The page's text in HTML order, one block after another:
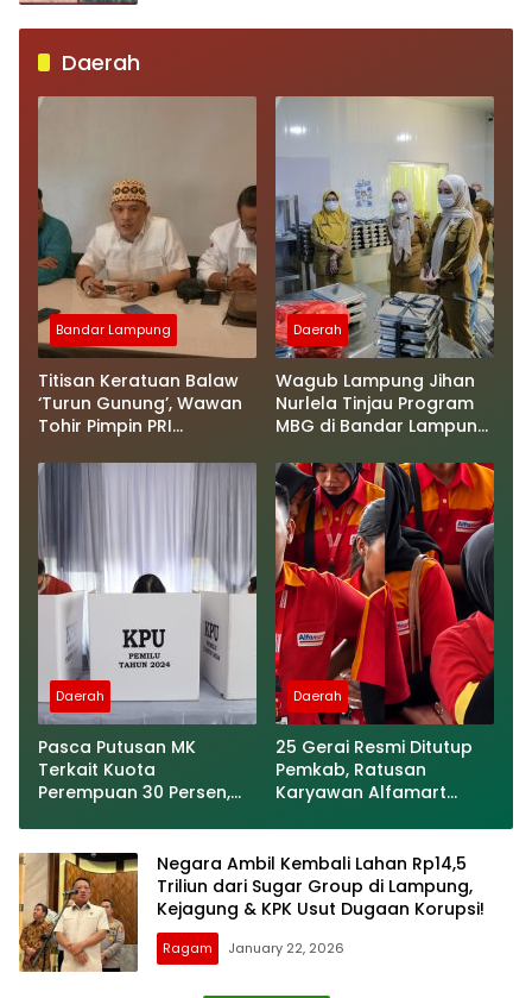
Daerah
Bandar Lampung
Titisan Keratuan Balaw
‘Turun Gunung’, Wawan
Tohir Pimpin PRI
Daerah
Wagub Lampung Jihan
Nurlela Tinjau Program
MBG di Bandar Lampung,
hingga Pengelolaan Sisa
Makanan
Daerah
Pasca Putusan MK
Terkait Kuota
Perempuan 30 Persen,
Parpol di Lampung?
Daerah
25 Gerai Resmi Ditutup
Pemkab, Ratusan
Karyawan Alfamart
Cemas Kena PHK
Negara Ambil Kembali Lahan Rp14,5
Triliun dari Sugar Group di Lampung,
Kejagung & KPK Usut Dugaan Korupsi!
Ragam January 22, 2026